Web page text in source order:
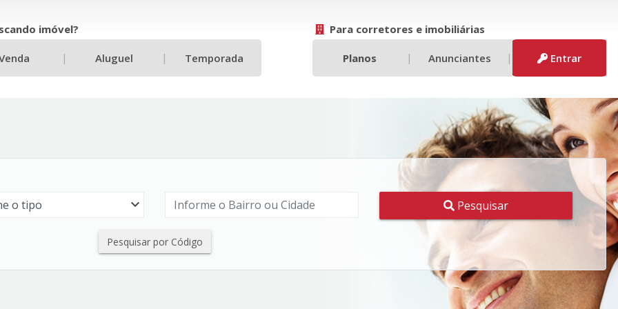
imóvel? Para corretores e imobiliárias
| Aluguel | Temporada Planos | Anunciantes | Entrar
Pesquisar
Pesquisar por Código